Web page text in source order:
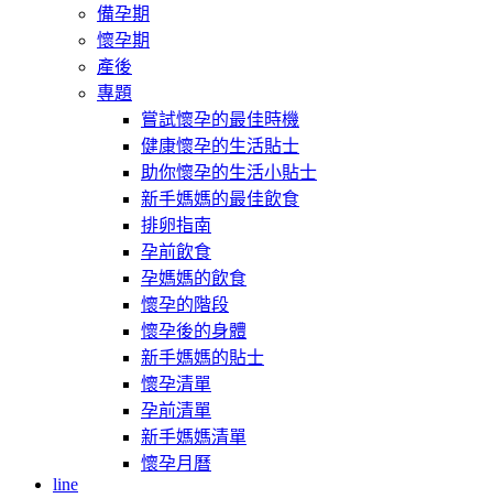
備孕期
懷孕期
產後
專題
嘗試懷孕的最佳時機
健康懷孕的生活貼士
助你懷孕的生活小貼士
新手媽媽的最佳飲食
排卵指南
孕前飲食
孕媽媽的飲食
懷孕的階段
懷孕後的身體
新手媽媽的貼士
懷孕清單
孕前清單
新手媽媽清單
懷孕月曆
line